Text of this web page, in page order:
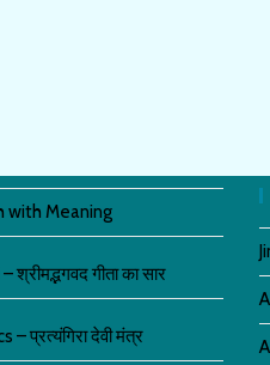
with Meaning
गीता का सार
प्रत्यंगिरा देवी मंत्र